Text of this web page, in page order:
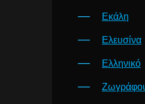
Εκάλη
Ελευσίνα
Ελληνικό